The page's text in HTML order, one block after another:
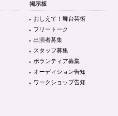
掲示板
おしえて！舞台芸術
フリートーク
出演者募集
スタッフ募集
ボランティア募集
オーディション告知
ワークショップ告知